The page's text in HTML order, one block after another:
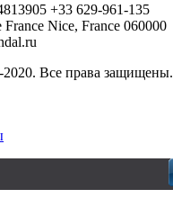
+33 629-961-135
France Nice, France 060000
2020. Все права защищены.